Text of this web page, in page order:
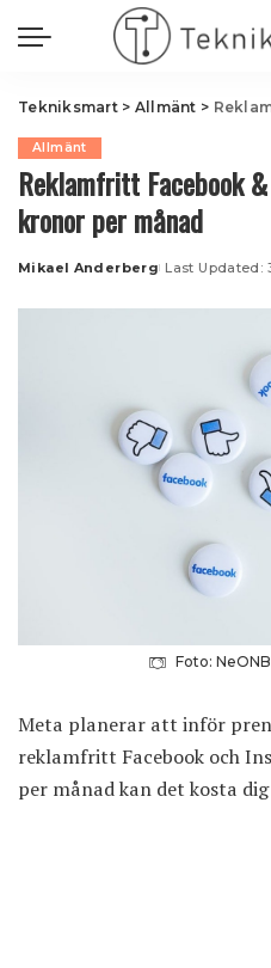
Tekniksmart> Allmänt > Reklamfritt
Allmänt
Reklamfritt Facebook
kronor per månad
Posted
Mikael Anderberg Last Updated:
Foto:
Meta planerar att inför
reklamfritt Facebook och
per månad kan det kosta